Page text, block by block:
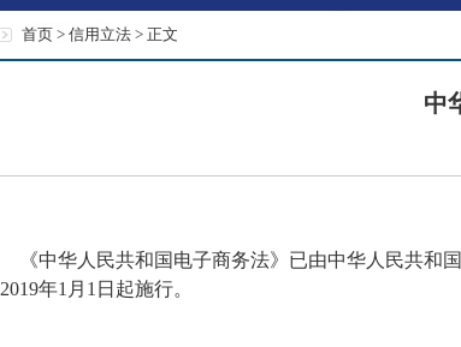
首页 > 信用立法 > 正文
中
《中华人民共和国电子商务法》已由中华人民共和
2019年1月1日起施行。